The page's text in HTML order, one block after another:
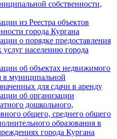
собственности,
из Реестра объектов
города Кургана
о порядке предоставления
населению города
об объектах недвижимого
в муниципальной
для сдачи в аренду
об организации
дошкольного,
общего, среднего общего
образования в
города Кургана